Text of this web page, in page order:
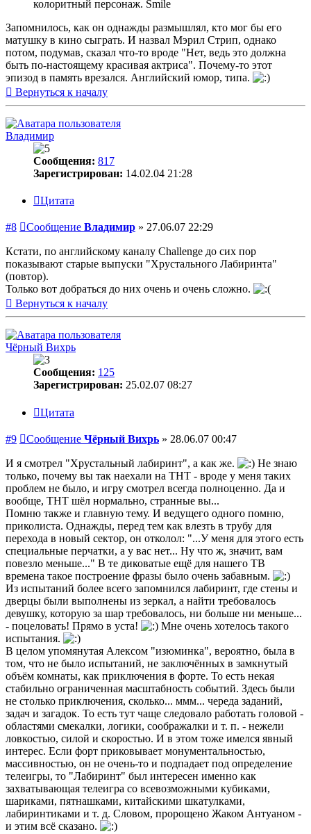
колоритный персонаж. Smile
Запомнилось, как он однажды размышлял, кто мог бы его
матушку в кино сыграть. И назвал Мэрил Стрип, однако
потом, подумав, сказал что-то вроде "Нет, ведь это должна
быть по-настоящему красивая актриса". Почему-то этот
эпизод в память врезался. Английский юмор, типа.
Вернуться к началу
Владимир
Сообщения: 817
Зарегистрирован: 14.02.04 21:28
Цитата
#8 Сообщение Владимир » 27.06.07 22:29
Кстати, по английскому каналу Challenge до сих пор
показывают старые выпуски "Хрустального Лабиринта"
(повтор).
Только вот добраться до них очень и очень сложно.
Вернуться к началу
Чёрный Вихрь
Сообщения: 125
Зарегистрирован: 25.02.07 08:27
Цитата
#9 Сообщение Чёрный Вихрь » 28.06.07 00:47
И я смотрел "Хрустальный лабиринт", а как же.
Не знаю
только, почему вы так наехали на ТНТ - вроде у меня таких
проблем не было, и игру смотрел всегда полноценно. Да и
вообще, ТНТ шёл нормально, странные вы...
Помню также и главную тему. И ведущего одного помню,
приколиста. Однажды, перед тем как влезть в трубу для
перехода в новый сектор, он отколол: "...У меня для этого есть
специальные перчатки, а у вас нет... Ну что ж, значит, вам
повезло меньше..." В те диковатые ещё для нашего ТВ
времена такое построение фразы было очень забавным.
Из испытаний более всего запомнился лабиринт, где стены и
дверцы были выполнены из зеркал, а найти требовалось
девушку, которую за шар требовалось, ни больше ни меньше...
- поцеловать! Прямо в уста!
Мне очень хотелось такого
испытания.
В целом упомянутая Алексом "изюминка", вероятно, была в
том, что не было испытаний, не заключённых в замкнутый
объём комнаты, как приключения в форте. То есть некая
стабильно ограниченная масштабность событий. Здесь были
не столько приключения, сколько... ммм... череда заданий,
задач и загадок. То есть тут чаще следовало работать головой -
областями смекалки, логики, соображалки и т. п. - нежели
ловкостью, силой и скоростью. И в этом тоже имелся явный
интерес. Если форт приковывает монументальностью,
массивностью, он не очень-то и подпадает под определение
телеигры, то "Лабиринт" был интересен именно как
захватывающая телеигра со всевозможными кубиками,
шариками, пятнашками, китайскими шкатулками,
лабиринтиками и т. д. Словом, пророщено Жаком Антуаном -
и этим всё сказано.